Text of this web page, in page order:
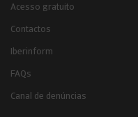
Acesso gratuito
Contactos
Iberinform
FAQs
Canal de denúncias